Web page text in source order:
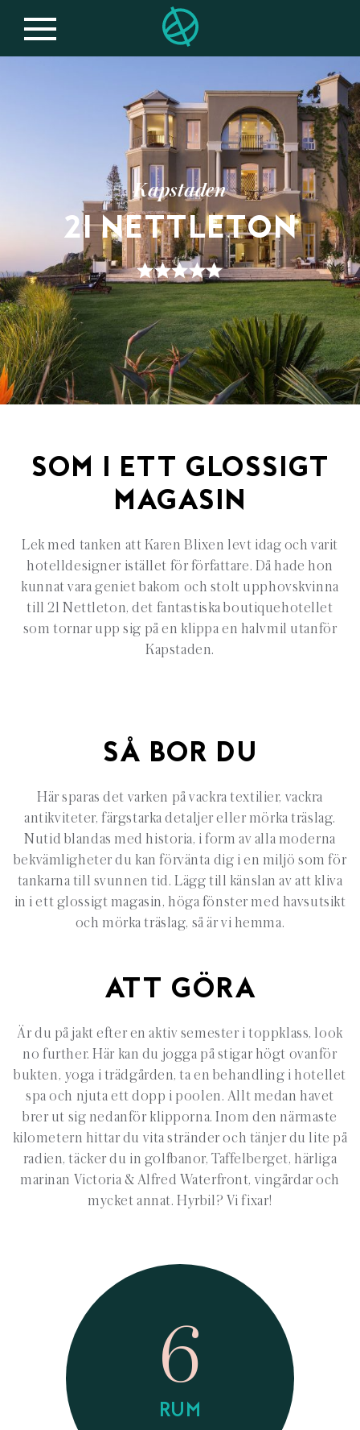
Kapstaden
21 NETTLETON
SOM I ETT GLOSSIGT
MAGASIN
Lek med tanken att Karen Blixen levt idag och varit
hotelldesigner istället för författare. Då hade hon
kunnat vara geniet bakom och stolt upphovskvinna
till 21 Nettleton, det fantastiska boutiquehotellet
som tornar upp sig på en klippa en halvmil utanför
Kapstaden.
SÅ BOR DU
Här sparas det varken på vackra textilier, vackra
antikviteter, färgstarka detaljer eller mörka träslag.
Nutid blandas med historia, i form av alla moderna
bekvämligheter du kan förvänta dig i en miljö som för
tankarna till svunnen tid. Lägg till känslan av att kliva
in i ett glossigt magasin, höga fönster med havsutsikt
och mörka träslag, så är vi hemma.
ATT GÖRA
Är du på jakt efter en aktiv semester i toppklass, look
no further. Här kan du jogga på stigar högt ovanför
bukten, yoga i trädgården, ta en behandling i hotellet
spa och njuta ett dopp i poolen. Allt medan havet
brer ut sig nedanför klipporna. Inom den närmaste
kilometern hittar du vita stränder och tänjer du lite på
radien, täcker du in golfbanor, Taffelberget, härliga
marinan Victoria & Alfred Waterfront, vingårdar och
mycket annat. Hyrbil? Vi fixar!
6
RUM